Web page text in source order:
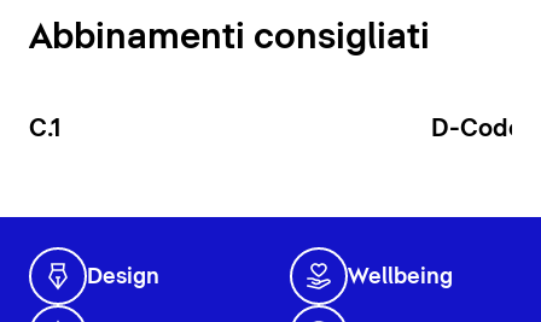
Abbinamenti consigliati
C.1 D-Code
Design Wellbeing